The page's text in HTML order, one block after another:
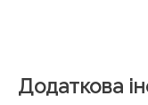
Додаткова